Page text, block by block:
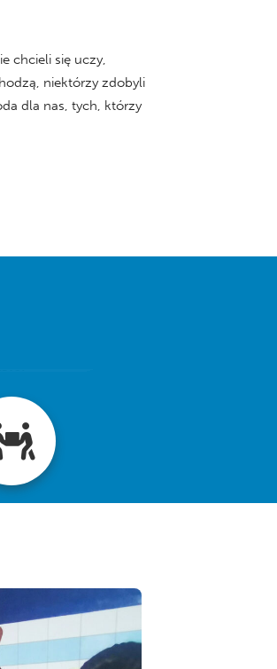
chcieli się uczy,
niektórzy zdobyli
dla nas, tych, którzy